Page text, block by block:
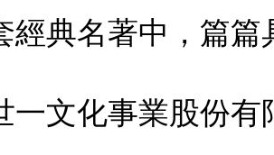
經典名著中，篇篇
一文化事業股份有